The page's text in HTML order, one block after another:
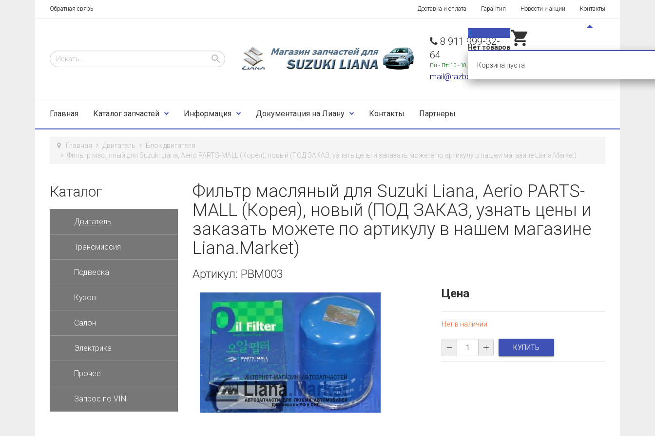
Обратная связь Доставка и оплата Гарантия Новости и акции Контакты
8 911 999-32-
64
Пн - Пт: 10 - 18, Сб-Вс: выходные
mail@razborka-liana.ru
0
Нет товаров
Корзина пуста
Главная Каталог запчастей Информация Документация на Лиану Контакты Партнеры
Главная Двигатель
Блок двигателя
Фильтр масляный для Suzuki Liana, Aerio PARTS-MALL (Корея), новый (ПОД ЗАКАЗ, узнать цены и заказать можете по артикулу в нашем магазине Liana.Market)
Фильтр масляный для Suzuki Liana, Aerio PARTS-
MALL (Корея), новый (ПОД ЗАКАЗ, узнать цены и
заказать можете по артикулу в нашем магазине
Liana.Market)
Артикул: PBM003
Цена
Нет в наличии
Каталог
Двигатель
Трансмиссия
Подвеска
Кузов
Салон
Электрика
Прочее
Запрос по VIN